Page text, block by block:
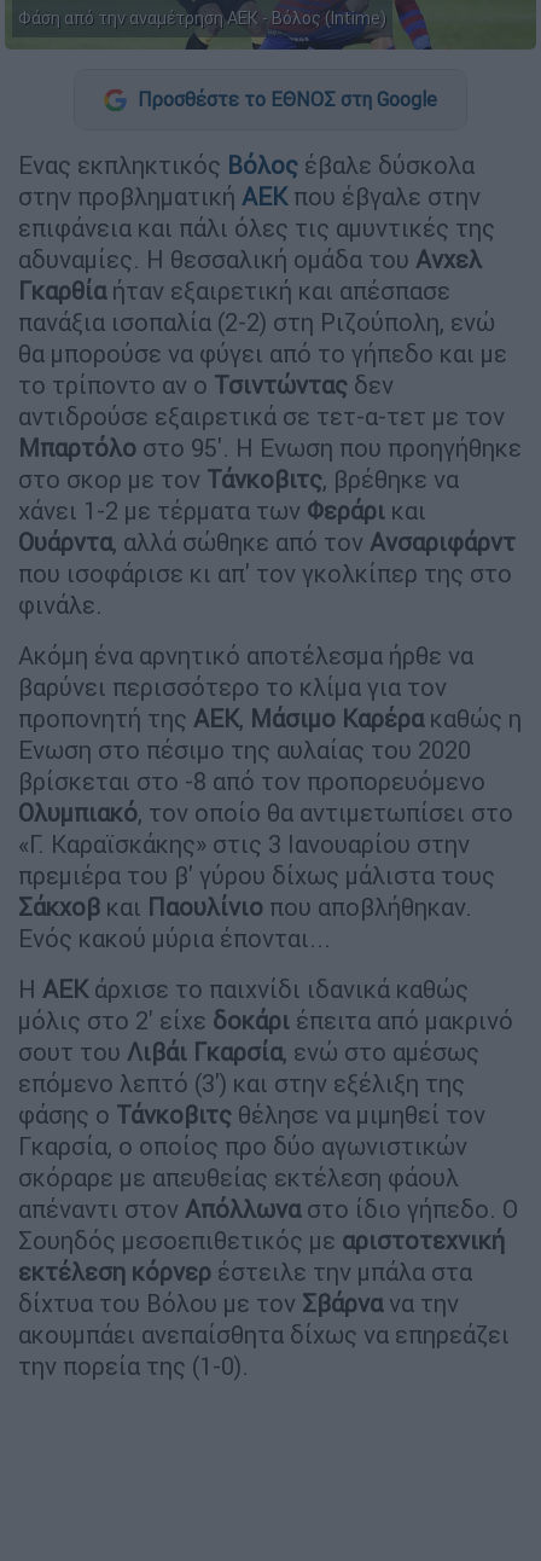
Φάση από την αναμέτρηση ΑΕΚ - Βόλος (Intime)
Προσθέστε το ΕΘΝΟΣ στη Google
Ενας εκπληκτικός Βόλος έβαλε δύσκολα
στην προβληματική ΑΕΚ που έβγαλε στην
επιφάνεια και πάλι όλες τις αμυντικές της
αδυναμίες. Η θεσσαλική ομάδα του Ανχελ
Γκαρθίαήταν εξαιρετική και απέσπασε
πανάξια ισοπαλία (2-2) στη Ριζούπολη, ενώ
θα μπορούσε να φύγει από το γήπεδο και με
το τρίποντο αν ο Τσιντώντας δεν
αντιδρούσε εξαιρετικά σε τετ-α-τετ με τον
Μπαρτόλο στο 95'. Η Ενωση που προηγήθηκε
στο σκορ με τον Τάνκοβιτς, βρέθηκε να
χάνει 1-2 με τέρματα των Φεράρι και
Ουάρντα, αλλά σώθηκε από τον Ανσαριφάρντ
που ισοφάρισε κι απ' τον γκολκίπερ της στο
φινάλε.
Ακόμη ένα αρνητικό αποτέλεσμα ήρθε να
βαρύνει περισσότερο το κλίμα για τον
προπονητή της ΑΕΚ, Μάσιμο Καρέρα καθώς η
Ενωση στο πέσιμο της αυλαίας του 2020
βρίσκεται στο -8 από τον προπορευόμενο
Ολυμπιακό, τον οποίο θα αντιμετωπίσει στο
«Γ. Καραϊσκάκης» στις 3 Ιανουαρίου στην
πρεμιέρα του β' γύρου δίχως μάλιστα τους
Σάκχοβ και Παουλίνιο που αποβλήθηκαν.
Ενός κακού μύρια έπονται...
Η ΑΕΚ άρχισε το παιχνίδι ιδανικά καθώς
μόλις στο 2' είχε δοκάρι έπειτα από μακρινό
σουτ του Λιβάι Γκαρσία, ενώ στο αμέσως
επόμενο λεπτό (3') και στην εξέλιξη της
φάσης ο Τάνκοβιτς θέλησε να μιμηθεί τον
Γκαρσία, ο οποίος προ δύο αγωνιστικών
σκόραρε με απευθείας εκτέλεση φάουλ
απέναντι στον Απόλλωνα στο ίδιο γήπεδο. Ο
Σουηδός μεσοεπιθετικός με αριστοτεχνική
εκτέλεση κόρνερ έστειλε την μπάλα στα
δίχτυα του Βόλου με τον Σβάρνανα την
ακουμπάει ανεπαίσθητα δίχως να επηρεάζει
την πορεία της (1-0).